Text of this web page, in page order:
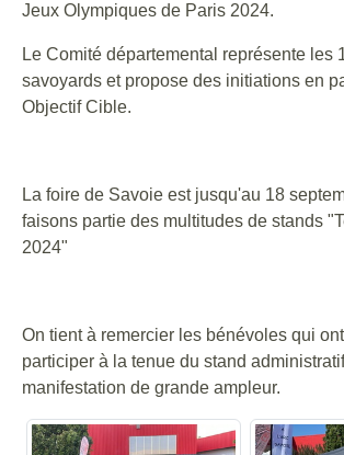
Jeux Olympiques de Paris 2024.
Le Comité départemental représente les
savoyards et propose des initiations en
Objectif Cible.
La foire de Savoie est jusqu'au 18
faisons partie des multitudes de stands
2024"
On tient à remercier les bénévoles qui
participer à la tenue du stand
manifestation de grande ampleur.